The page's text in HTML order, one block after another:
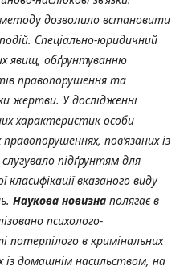
дозволило встановити
Спеціально-юридичний
явищ, обґрунтуванню
правопорушення та
жертви. У дослідженні
характеристик особи
пов’язаних із
підґрунтям для
вказаного виду
Наукова новизна полягає в
психолого-
потерпілого в кримінальних
із домашнім насильством, на